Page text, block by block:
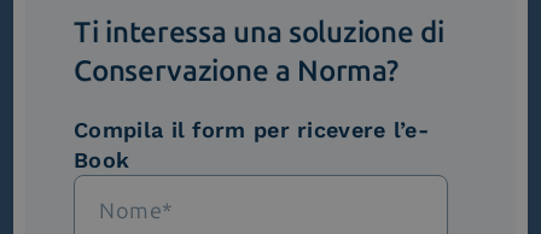
Iscriviti alla newsletter
Novità, iniziative ed eventi dal mondo della
trasformazione digitale.
Scopri InNews
Ti interessa una soluzione di
Conservazione a Norma?
Compila il form per ricevere l’e-
Book